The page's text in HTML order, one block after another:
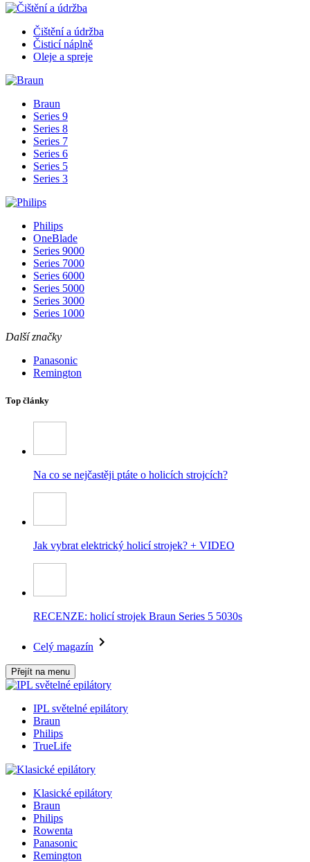
Čištění a údržba
Čisticí náplně
Oleje a spreje
Braun
Series 9
Series 8
Series 7
Series 6
Series 5
Series 3
Philips
OneBlade
Series 9000
Series 7000
Series 6000
Series 5000
Series 3000
Series 1000
Další značky
Panasonic
Remington
Top články
Na co se nejčastěji ptáte o holicích strojcích?
Jak vybrat elektrický holicí strojek? + VIDEO
RECENZE: holicí strojek Braun Series 5 5030s
Celý magazín
Přejít na menu
IPL světelné epilátory
Braun
Philips
TrueLife
Klasické epilátory
Braun
Philips
Rowenta
Panasonic
Remington